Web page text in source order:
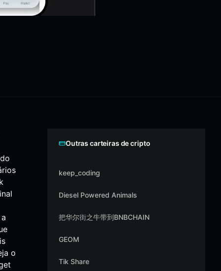
o
Outras carteiras de cripto
keep_coding
Diesel Powered Animals
把华尔街之牛带到BNBCHAIN
GEOM
Tik Share